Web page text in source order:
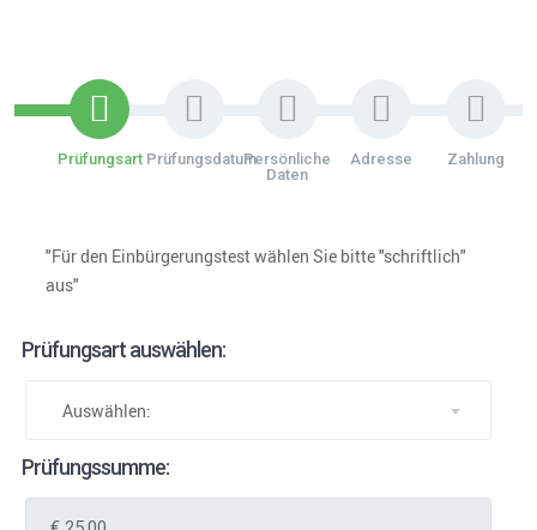
Prüfungsart PrüfungsdatumPersönliche
Daten
Adresse Zahlung
"Für den Einbürgerungstest wählen Sie bitte "schriftlich"
aus"
Prüfungsart auswählen:
Auswählen:
Prüfungssumme: